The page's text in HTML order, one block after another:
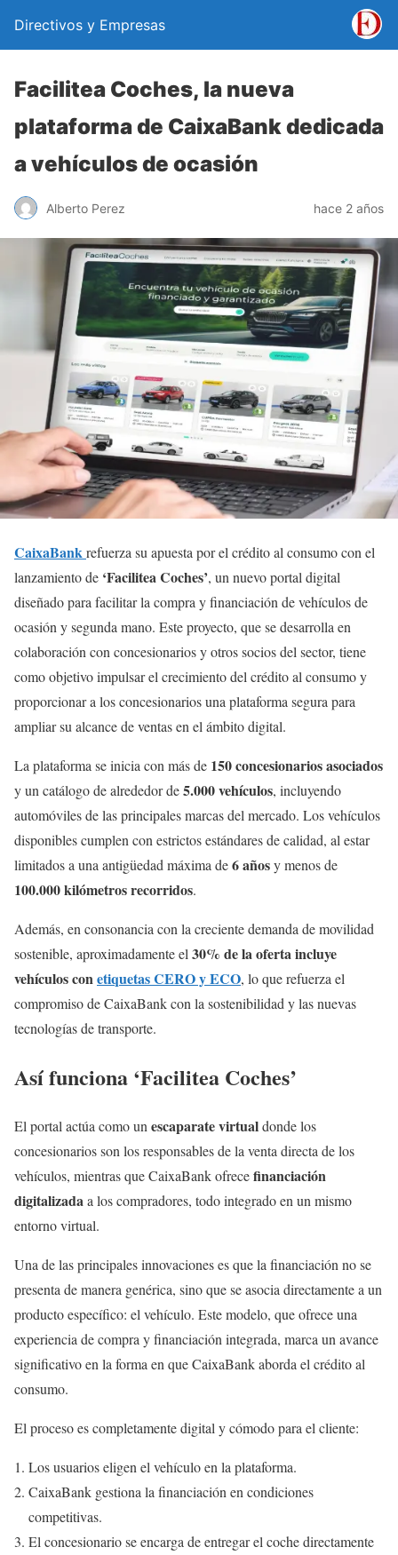
Directivos y Empresas
Facilitea Coches, la nueva
plataforma de CaixaBank dedicada
a vehículos de ocasión
Alberto Perez hace 2 años
CaixaBankrefuerza su apuesta por el crédito al consumo con el
lanzamiento de ‘Facilitea Coches’, un nuevo portal digital
diseñado para facilitar la compra y financiación de vehículos de
ocasión y segunda mano. Este proyecto, que se desarrolla en
colaboración con concesionarios y otros socios del sector, tiene
como objetivo impulsar el crecimiento del crédito al consumo y
proporcionar a los concesionarios una plataforma segura para
ampliar su alcance de ventas en el ámbito digital.
La plataforma se inicia con más de 150 concesionarios asociados
y un catálogo de alrededor de5.000 vehículos, incluyendo
automóviles de las principales marcas del mercado. Los vehículos
disponibles cumplen con estrictos estándares de calidad, al estar
limitados a una antigüedad máxima de6 añosy menos de
100.000 kilómetros recorridos.
Además, en consonancia con la creciente demanda de movilidad
sostenible, aproximadamente el 30% de la oferta incluye
vehículos conetiquetas CERO y ECO, lo que refuerza el
compromiso de CaixaBank con la sostenibilidad y las nuevas
tecnologías de transporte.
Así funciona ‘Facilitea Coches’
El portal actúa como un escaparate virtualdonde los
concesionarios son los responsables de la venta directa de los
vehículos, mientras que CaixaBank ofrecefinanciación
digitalizadaa los compradores, todo integrado en un mismo
entorno virtual.
Una de las principales innovaciones es que la financiación no se
presenta de manera genérica, sino que se asocia directamente a un
producto específico: el vehículo. Este modelo, que ofrece una
experiencia de compra y financiación integrada, marca un avance
significativo en la forma en que CaixaBank aborda el crédito al
consumo.
El proceso es completamente digital y cómodo para el cliente:
Los usuarios eligen el vehículo en la plataforma.
CaixaBank gestiona la financiación en condiciones
competitivas.
El concesionario se encarga de entregar el coche directamente